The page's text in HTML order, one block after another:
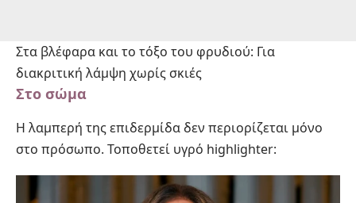
Στα βλέφαρα και το τόξο του φρυδιού: Για
διακριτική λάμψη χωρίς σκιές
Στο σώμα
Η λαμπερή της επιδερμίδα δεν περιορίζεται μόνο
στο πρόσωπο. Τοποθετεί υγρό highlighter: